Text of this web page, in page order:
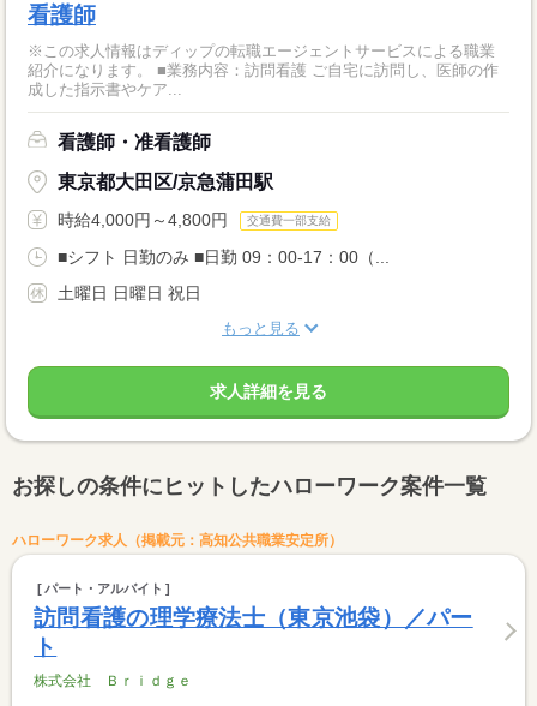
看護師
※この求人情報はディップの転職エージェントサービスによる職業
紹介になります。 ■業務内容：訪問看護 ご自宅に訪問し、医師の作
成した指示書やケア...
看護師・准看護師
東京都大田区/京急蒲田駅
時給4,000円～4,800円 交通費一部支給
■シフト 日勤のみ ■日勤 09：00-17：00（...
土曜日 日曜日 祝日
もっと見る
求人詳細を見る
お探しの条件にヒットしたハローワーク案件一覧
ハローワーク求人（掲載元：高知公共職業安定所）
パート・アルバイト
訪問看護の理学療法士（東京池袋）／パー
ト
株式会社 Ｂｒｉｄｇｅ